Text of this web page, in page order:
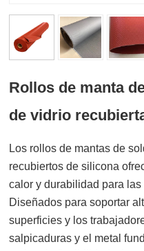
Rollos de manta
de vidrio
Los rollos de mantas de
recubiertos de silicona
calor y durabilidad para
Diseñados para soportar
superficies y los
salpicaduras y el metal